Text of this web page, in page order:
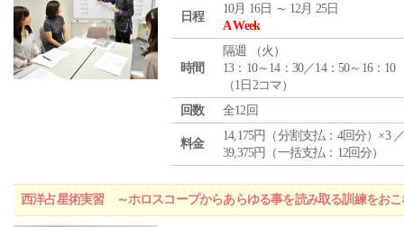
日程
10月 16日 ～ 12月 25日
A Week
時間
隔週 （火 ）
13：10～14：30／14：50～16：10
（1日2コマ）
回数
全12回
料金
14,175円（分割支払：4回分）×3
39,375円（一括支払：12回分）
西洋占星術実習 ～ホロスコープからあらゆる事を読み取る訓練をおこ